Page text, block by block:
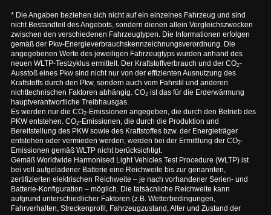
* Die Angaben beziehen sich nicht auf ein einzelnes Fahrzeug und sind
nicht Bestandteil des Angebots, sondern dienen allein Vergleichszwecken
zwischen den verschiedenen Fahrzeugtypen. Die Informationen erfolgen
gemäß der Pkw-Energieverbrauchskennzeichnungsverordnung. Die
angegebenen Werte des jeweiligen Fahrzeugtyps wurden anhand des
neuen WLTP-Testzyklus ermittelt. Der Kraftstoffverbrauch und der CO2-
Ausstoß eines Pkw sind nicht nur von der effizienten Ausnutzung des
Kraftstoffs durch den Pkw, sondern auch vom Fahrstil und anderen
nichttechnischen Faktoren abhängig. CO2ist das für die Erderwärmung
hauptverantwortliche Treibhausgas.
Es werden nur die CO2-Emissionen angegeben, die durch den Betrieb des
PKW entstehen. CO2-Emissionen, die durch die Produktion und
Bereitstellung des PKW sowie des Kraftstoffes bzw. der Energieträger
entstehen oder vermieden werden, werden bei der Ermittlung der CO2-
Emissionen gemäß WLTP nicht berücksichtigt.
Gemäß Worldwide Harmonised Light Vehicles Test Procedure (WLTP) ist
bei voll aufgeladener Batterie eine Reichweite bis zur genannten,
zertifizierten elektrischen Reichweite – je nach vorhandener Serien- und
Batterie-Konfiguration – möglich. Die tatsächliche Reichweite kann
aufgrund unterschiedlicher Faktoren (z.B. Wetterbedingungen,
Fahrverhalten, Streckenprofil, Fahrzeugzustand, Alter und Zustand der